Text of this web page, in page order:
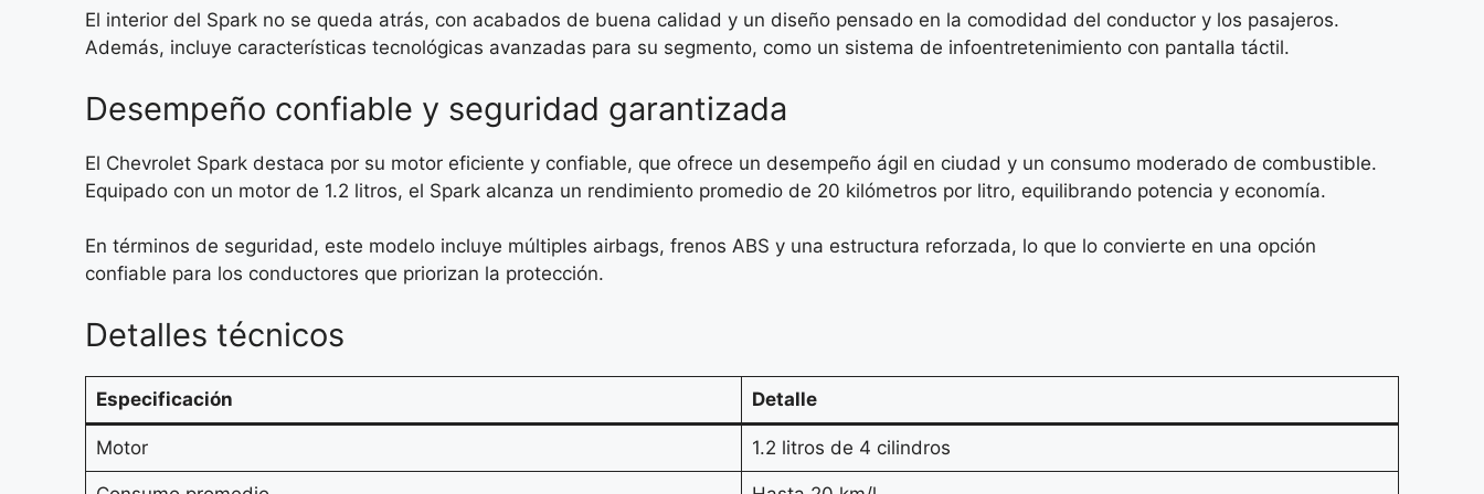
El interior del Spark no se queda atrás, con acabados de buena calidad y un diseño pensado en la comodidad del conductor y los pasajeros.
Además, incluye características tecnológicas avanzadas para su segmento, como un sistema de infoentretenimiento con pantalla táctil.
Desempeño confiable y seguridad garantizada
El Chevrolet Spark destaca por su motor eficiente y confiable, que ofrece un desempeño ágil en ciudad y un consumo moderado de combustible.
Equipado con un motor de 1.2 litros, el Spark alcanza un rendimiento promedio de 20 kilómetros por litro, equilibrando potencia y economía.
En términos de seguridad, este modelo incluye múltiples airbags, frenos ABS y una estructura reforzada, lo que lo convierte en una opción
confiable para los conductores que priorizan la protección.
Detalles técnicos
Especificación Detalle
Motor 1.2 litros de 4 cilindros